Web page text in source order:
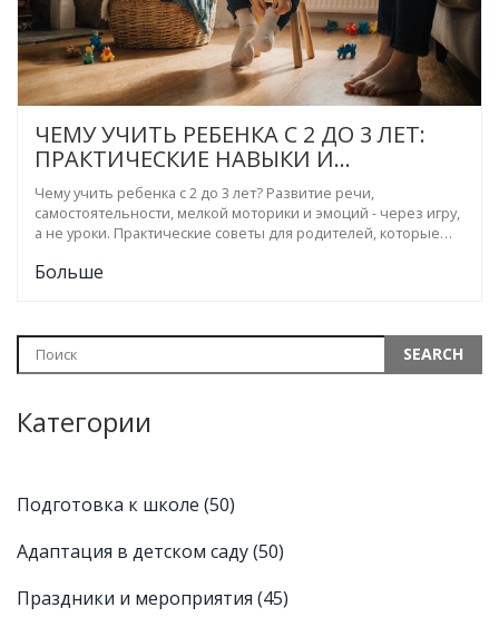
ЧЕМУ УЧИТЬ РЕБЕНКА С 2 ДО 3 ЛЕТ:
ПРАКТИЧЕСКИЕ НАВЫКИ И
РАЗВИВАЮЩИЕ ЗАНЯТИЯ
Чему учить ребенка с 2 до 3 лет? Развитие речи,
самостоятельности, мелкой моторики и эмоций - через игру,
а не уроки. Практические советы для родителей, которые
Больше
Категории
Подготовка к школе (50)
Адаптация в детском саду(50)
Праздники и мероприятия (45)